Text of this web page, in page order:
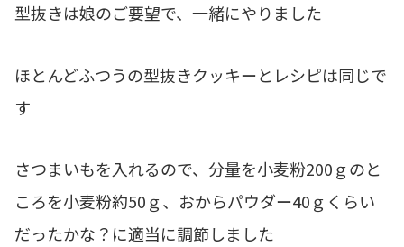
型抜きは娘のご要望で、一緒にやりました
ほとんどふつうの型抜きクッキーとレシピは同じで
す
さつまいもを入れるので、分量を小麦粉200ｇのと
ころを小麦粉約50ｇ、おからパウダー40ｇくらい
だったかな？に適当に調節しました